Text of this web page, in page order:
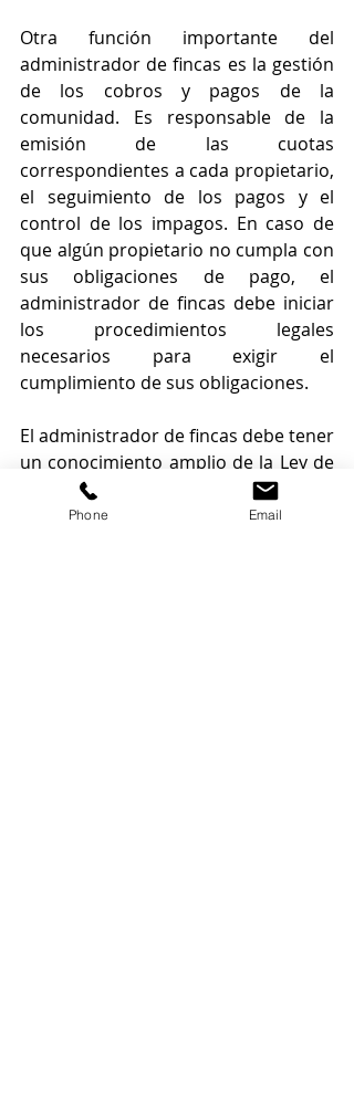
Otra función importante del
administrador de fincas es la gestión
de los cobros y pagos de la
comunidad. Es responsable de la
emisión de las cuotas
correspondientes a cada propietario,
el seguimiento de los pagos y el
control de los impagos. En caso de
que algún propietario no cumpla con
sus obligaciones de pago, el
administrador de fincas debe iniciar
los procedimientos legales
necesarios para exigir el
cumplimiento de sus obligaciones.
El administrador de fincas debe tener
un conocimiento amplio de la Ley de
Propiedad Horizontal, así como de
otras normativas relacionadas con la
Phone Email